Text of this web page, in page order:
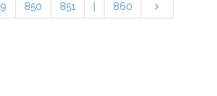
850 851 860